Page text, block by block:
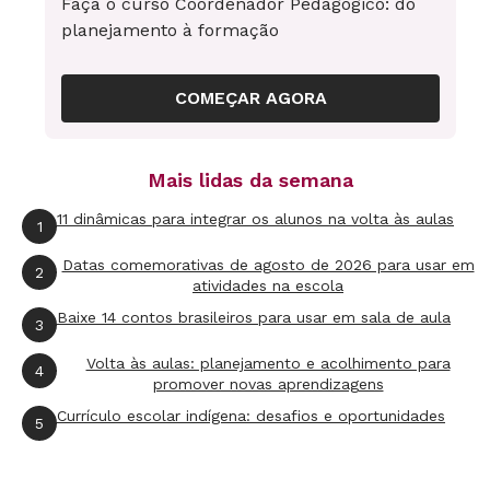
experiências que lhe possibilitem ser um
exercício da cidadania, ao seu projeto de vida,
com liberdade, autonomia, consciência crítica e
7.Buscar desenvolver argumentos com base em
fatos, dados e informações confiáveis para
formular, negociar e defender ideias, pontos de
vista e decisões comuns que respeitem e
promovam os direitos humanos, a consciência
socioambiental e o consumo responsável em
âmbito local, regional e global, com
posicionamento ético em relação ao cuidado de
planejamento à formação
COMEÇAR AGORA
Mais lidas da semana
1 11 dinâmicas para integrar os alunos na volta às aulas
2
Datas comemorativas de agosto de 2026 para usar em
atividades na escola
3 Baixe 14 contos brasileiros para usar em sala de aula
4
Volta às aulas: planejamento e acolhimento para
promover novas aprendizagens
5 Currículo escolar indígena: desafios e oportunidades